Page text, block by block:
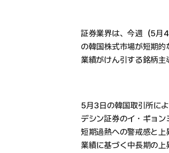
証券業界は、今週（5月4
の韓国株式市場が短期的
業績がけん引する銘柄主
5月3日の韓国取引所に
デシン証券のイ・ギョン
短期過熱への警戒感と上
業績に基づく中長期の上